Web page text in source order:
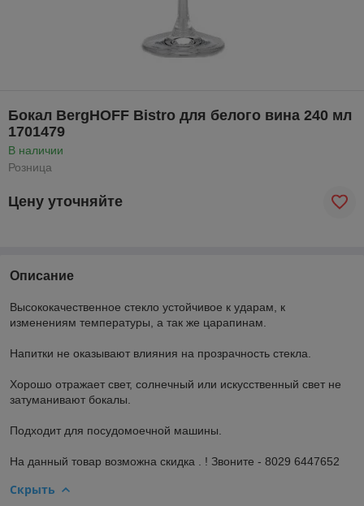
Бокал BergHOFF Bistro для белого вина 240 мл
1701479
В наличии
Розница
Цену уточняйте
Описание
Высококачественное стекло устойчивое к ударам, к
изменениям температуры, а так же царапинам.
Напитки не оказывают влияния на прозрачность стекла.
Хорошо отражает свет, солнечный или искусственный свет не
затуманивают бокалы.
Подходит для посудомоечной машины.
На данный товар возможна скидка . ! Звоните - 8029 6447652
Скрыть